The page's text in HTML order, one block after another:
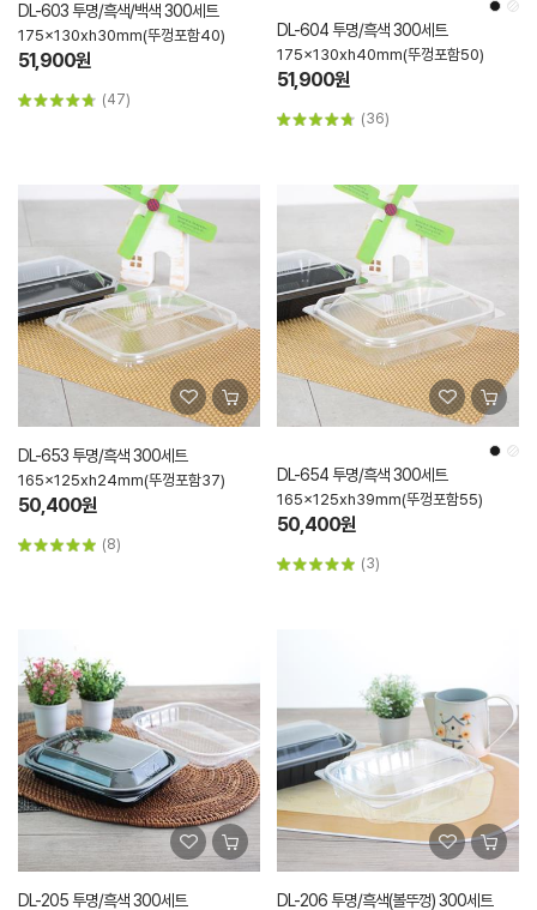
DL-603 투명/흑색/백색 300세트
175x130xh30mm(뚜껑포함40)
51,900원
(47)
DL-604 투명/흑색 300세트
175x130xh40mm(뚜껑포함50)
51,900원
(36)
DL-653 투명/흑색 300세트
165x125xh24mm(뚜껑포함37)
50,400원
(8)
DL-654 투명/흑색 300세트
165x125xh39mm(뚜껑포함55)
50,400원
(3)
DL-205 투명/흑색 300세트 DL-206 투명/흑색(볼뚜껑) 300세트